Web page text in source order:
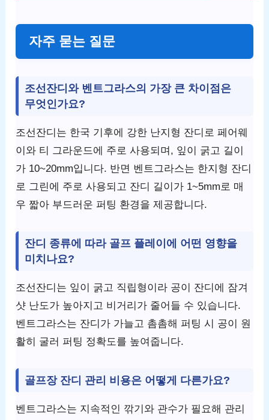
자주 묻는 질문
조선잔디와 벤트그라스의 가장 큰 차이점은
무엇인가요?
조선잔디는 한국 기후에 강한 난지형 잔디로 페어웨
이와 티 그라운드에 주로 사용되며, 잎이 굵고 길이
가 10~20mm입니다. 반면 벤트그라스는 한지형 잔디
로 그린에 주로 사용되고 잔디 길이가 1~5mm로 매
우 짧아 부드러운 퍼팅 환경을 제공합니다.
잔디 종류에 따라 골프 플레이에 어떤 영향을
미치나요?
조선잔디는 잎이 굵고 직립형이라 공이 잔디에 잠겨
샷 난도가 높아지고 비거리가 줄어들 수 있습니다.
벤트그라스는 잔디가 가늘고 촘촘해 퍼팅 시 공이 원
활히 굴러 퍼팅 정확도를 높여줍니다.
골프장 잔디 관리 비용은 어떻게 다른가요?
벤트그라스는 지속적인 깎기와 관수가 필요해 관리